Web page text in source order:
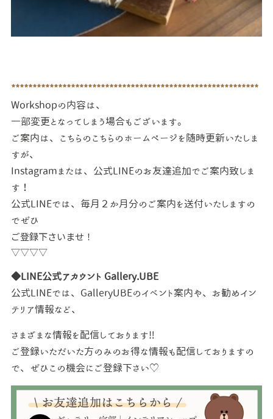
**********************************************************
Workshopの内容は、
一部変更となってしまう場合もございます。
ご案内は、こちらのこちらのホームページを随時更新いたしま
すが、
Instagramまたは、 公式LINEのお友達追加でご案内致しま
す！
公式LINEでは、毎月２か月分のご案内を送付いたしますの
でぜひ
ご登録下さいませ！
▽▽▽▽
◆LINE公式アカウント Gallery.UBE
公式LINEでは、GalleryUBEのイベント案内や、お勧めイン
テリア情報など、
さまざまな情報を配信しております‼
ご登録いただいた方のみのお得な情報も配信しておりますの
で、ぜひこの機会にご登録下さい♡